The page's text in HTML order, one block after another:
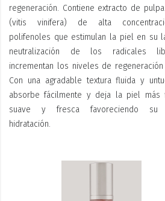
regeneración. Contiene extracto de
(vitis vinifera) de alta
polifenoles que estimulan la piel en su
neutralización de los radicales
incrementan los niveles de
Con una agradable textura fluida y
absorbe fácilmente y deja la piel más
suave y fresca favoreciendo su
hidratación.